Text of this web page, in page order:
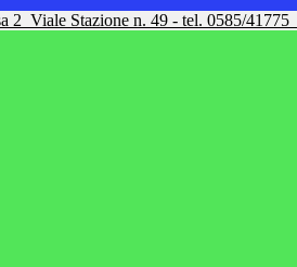
2 Viale Stazione n. 49 - tel. 0585/41775